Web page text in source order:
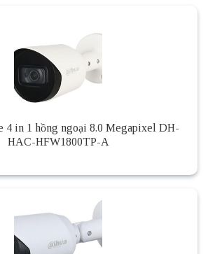
4 in 1 hồng ngoại 8.0 Megapixel DH-
HAC-HFW1800TP-A